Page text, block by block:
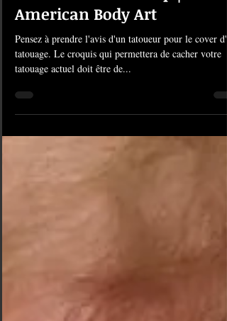
#898 Tattoo cover up |
American Body Art
Pensez à prendre l'avis d'un tatoueur pour le cover
tatouage. Le croquis qui permettera de cacher votre
tatouage actuel doit être de...